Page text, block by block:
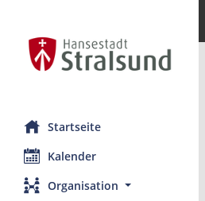
Startseite
Kalender
Organisation